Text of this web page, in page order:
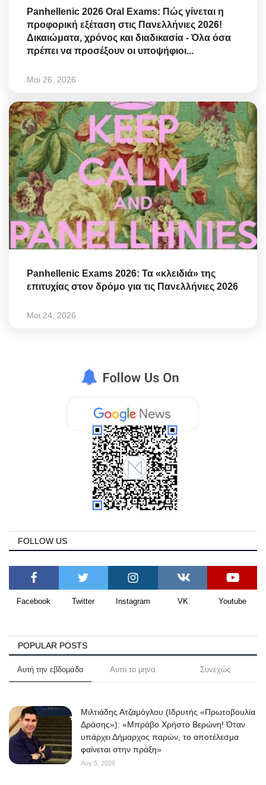
Panhellenic 2026 Oral Exams: Πώς γίνεται η
προφορική εξέταση στις Πανελλήνιες 2026!
Δικαιώματα, χρόνος και διαδικασία - Όλα όσα
πρέπει να προσέξουν οι υποψήφιοι...
Μαι 26, 2026
Panhellenic Exams 2026: Τα «κλειδιά» της
επιτυχίας στον δρόμο για τις Πανελλήνιες 2026
Μαι 24, 2026
FOLLOW US
Facebook Twitter Instagram VK Youtube
POPULAR POSTS
Αυτή την εβδομάδα Αυτο το μηνα Συνεχώς
Μιλτιάδης Ατζαμόγλου (Ιδρυτής «Πρωτοβουλία
Δράσης»): «Μπράβο Χρήστο Βερώνη! Όταν
υπάρχει Δήμαρχος παρών, το αποτέλεσμα
φαίνεται στην πράξη»
Αυγ 5, 2026